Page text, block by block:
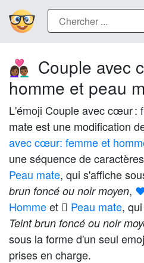
👩🏾‍❤️‍👨🏾 Couple avec
homme et peau
L'émoji Couple avec cœur :
mate est une modification
avec cœur: femme et
une séquence de
Peau mate, qui s'affiche
brun foncé ou noir moyen,
Hommeet 🏾 Peau mate,
Teint brun foncé ou noir
sous la forme d'un seul
prises en charge.